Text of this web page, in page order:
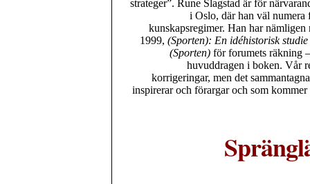
strateger”. Rune Slagstad är för
i Oslo, där han väl
kunskapsregimer. Han har
1999, (Sporten): En idéhistorisk studie
(Sporten) för forumets räkning
huvuddragen i boken. Vår
korrigeringar, men det
inspirerar och förargar och som